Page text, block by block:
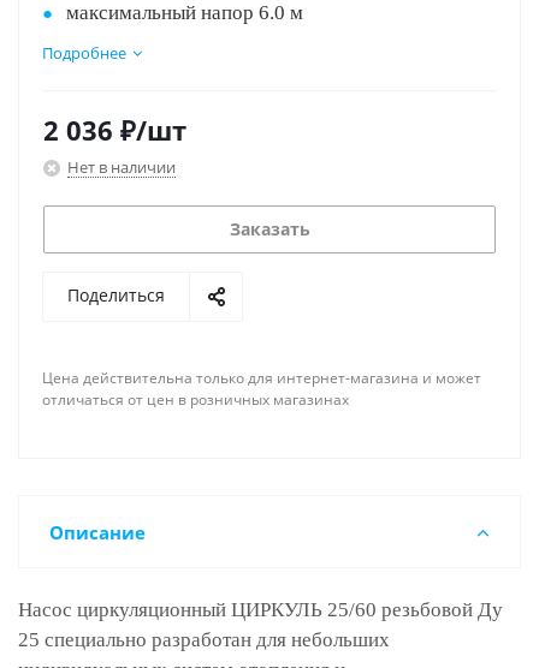
максимальный напор 6.0 м
максимальный расход 3.5 куб. м./час
режимов скорости 3
Подробнее
2 036 ₽/шт
Нет в наличии
Заказать
Поделиться
Цена действительна только для интернет-магазина и может
отличаться от цен в розничных магазинах
Описание
Насос циркуляционный ЦИРКУЛЬ 25/60 резьбовой Ду
25 специально разработан для небольших